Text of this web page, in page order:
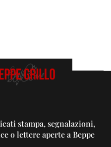
stampa, segnalazioni,
o lettere aperte a Beppe